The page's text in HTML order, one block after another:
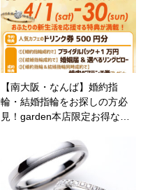
【南大阪・なんば】婚約指
輪・結婚指輪をお探しの方必
見！garden本店限定お得な…